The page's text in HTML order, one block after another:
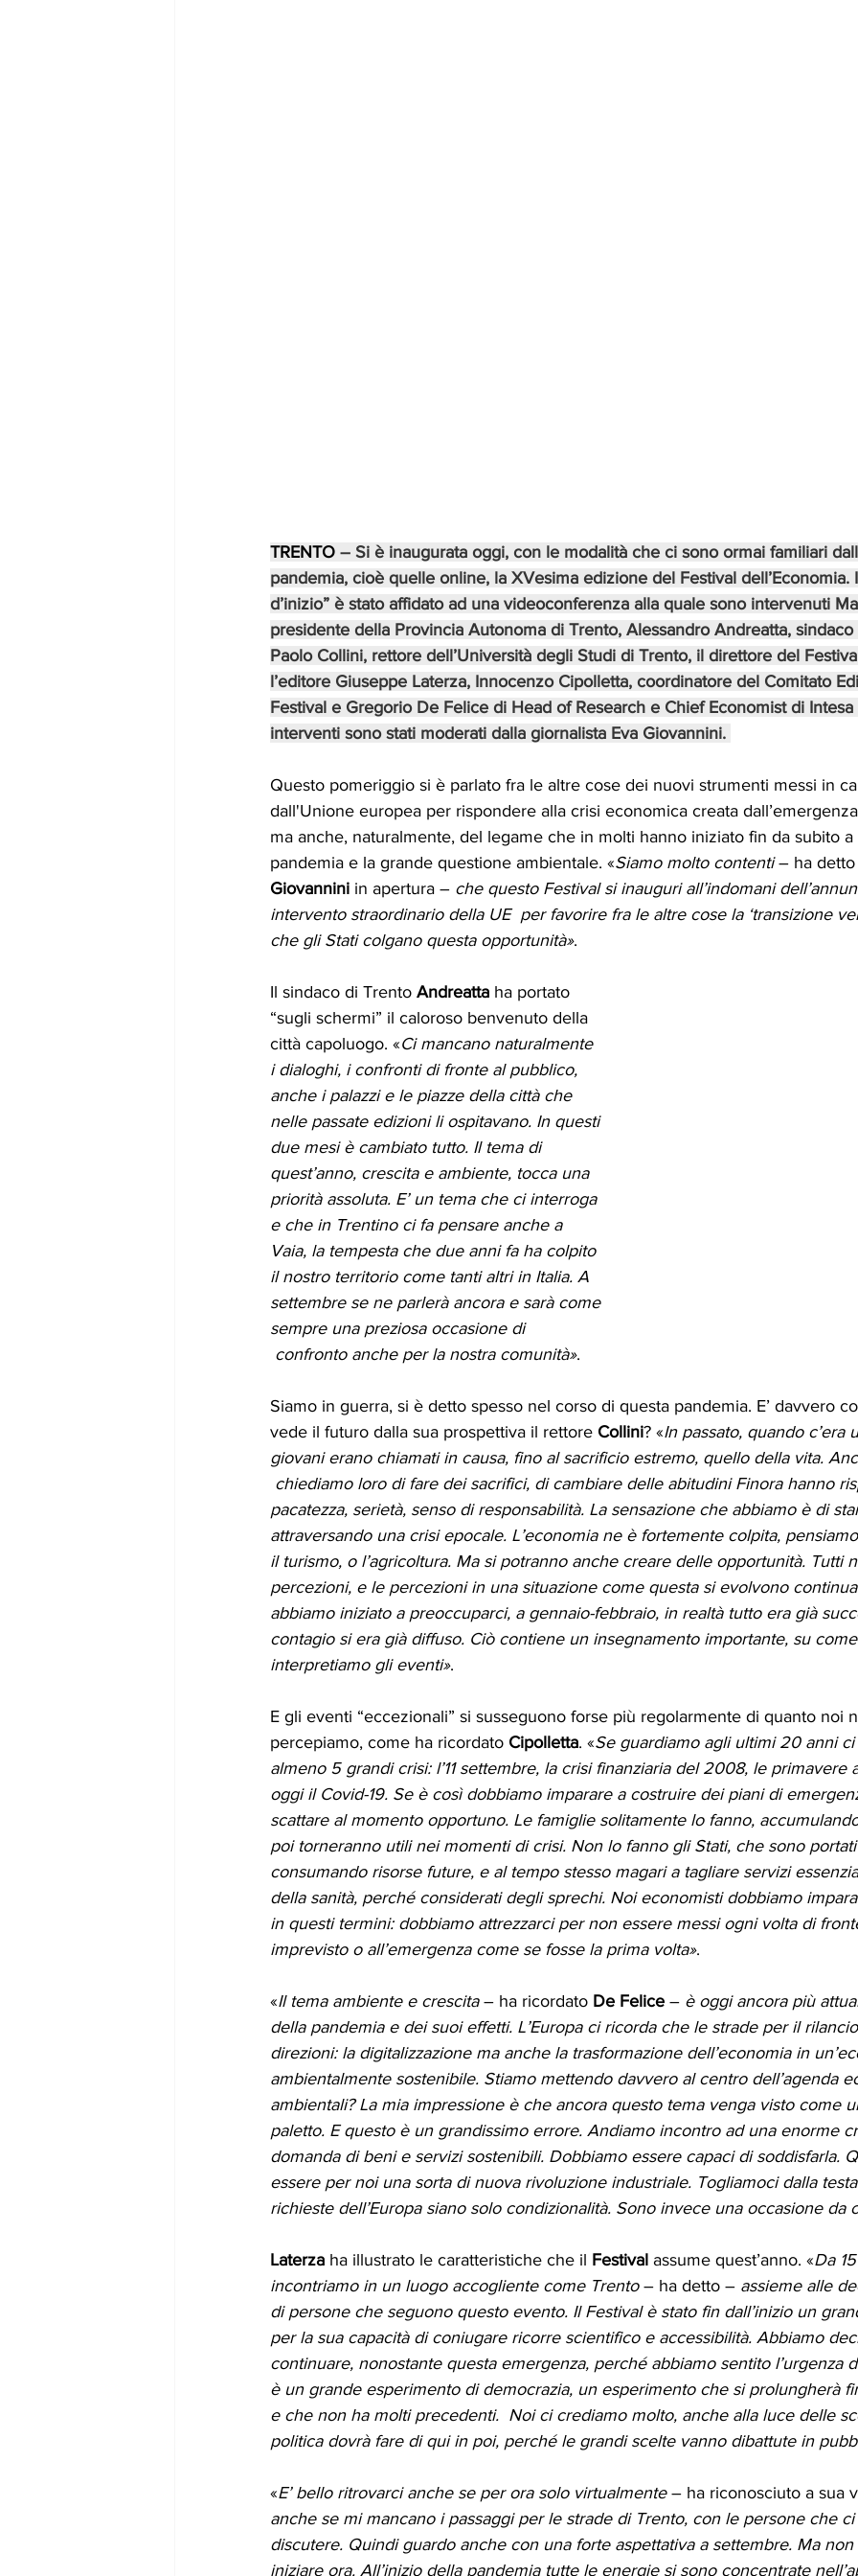
TRENTO – Si è inaugurata oggi, con le modalità che ci sono ormai familiari
pandemia, cioè quelle online, la XVesima edizione del Festival dell’Economia.
d’inizio” è stato affidato ad una videoconferenza alla quale sono intervenuti
presidente della Provincia Autonoma di Trento, Alessandro Andreatta,
Paolo Collini, rettore dell’Università degli Studi di Trento, il direttore del
l’editore Giuseppe Laterza, Innocenzo Cipolletta, coordinatore del Comitato
Festival e Gregorio De Felice di Head of Research e Chief Economist di
interventi sono stati moderati dalla giornalista Eva Giovannini.
Questo pomeriggio si è parlato fra le altre cose dei nuovi strumenti messi in
dall'Unione europea per rispondere alla crisi economica creata
ma anche, naturalmente, del legame che in molti hanno iniziato fin da subito
pandemia e la grande questione ambientale. «Siamo molto contenti – ha
Giovannini in apertura – che questo Festival si inauguri all’indomani
intervento straordinario della UE  per favorire fra le altre cose la ‘transizione
che gli Stati colgano questa opportunità».
Il sindaco di Trento Andreatta ha portato
“sugli schermi” il caloroso benvenuto della
città capoluogo. «Ci mancano naturalmente
i dialoghi, i confronti di fronte al pubblico,
anche i palazzi e le piazze della città che
nelle passate edizioni li ospitavano. In questi
due mesi è cambiato tutto. Il tema di
quest’anno, crescita e ambiente, tocca una
priorità assoluta. E’ un tema che ci interroga
e che in Trentino ci fa pensare anche a
Vaia, la tempesta che due anni fa ha colpito
il nostro territorio come tanti altri in Italia. A
settembre se ne parlerà ancora e sarà come
sempre una preziosa occasione di
confronto anche per la nostra comunità».
Siamo in guerra, si è detto spesso nel corso di questa pandemia. E’ davvero
vede il futuro dalla sua prospettiva il rettore Collini? «In passato, quando c’era
giovani erano chiamati in causa, fino al sacrificio estremo, quello della vita.
chiediamo loro di fare dei sacrifici, di cambiare delle abitudini Finora hanno
pacatezza, serietà, senso di responsabilità. La sensazione che abbiamo è di
attraversando una crisi epocale. L’economia ne è fortemente colpita,
il turismo, o l’agricoltura. Ma si potranno anche creare delle opportunità. Tutti
percezioni, e le percezioni in una situazione come questa si evolvono
abbiamo iniziato a preoccuparci, a gennaio-febbraio, in realtà tutto era già
contagio si era già diffuso. Ciò contiene un insegnamento importante, su
interpretiamo gli eventi».
E gli eventi “eccezionali” si susseguono forse più regolarmente di quanto noi
percepiamo, come ha ricordato Cipolletta. «Se guardiamo agli ultimi 20 anni
almeno 5 grandi crisi: l’11 settembre, la crisi finanziaria del 2008, le primavere
oggi il Covid-19. Se è così dobbiamo imparare a costruire dei piani di
scattare al momento opportuno. Le famiglie solitamente lo fanno,
poi torneranno utili nei momenti di crisi. Non lo fanno gli Stati, che sono
consumando risorse future, e al tempo stesso magari a tagliare servizi
della sanità, perché considerati degli sprechi. Noi economisti dobbiamo
in questi termini: dobbiamo attrezzarci per non essere messi ogni volta di
imprevisto o all’emergenza come se fosse la prima volta».
«Il tema ambiente e crescita – ha ricordato De Felice – è oggi ancora più
della pandemia e dei suoi effetti. L’Europa ci ricorda che le strade per il
direzioni: la digitalizzazione ma anche la trasformazione dell’economia in
ambientalmente sostenibile. Stiamo mettendo davvero al centro dell’agenda
ambientali? La mia impressione è che ancora questo tema venga visto come
paletto. E questo è un grandissimo errore. Andiamo incontro ad una enorme
domanda di beni e servizi sostenibili. Dobbiamo essere capaci di soddisfarla.
essere per noi una sorta di nuova rivoluzione industriale. Togliamoci dalla
richieste dell’Europa siano solo condizionalità. Sono invece una occasione da
Laterza ha illustrato le caratteristiche che il Festival assume quest’anno. «Da
incontriamo in un luogo accogliente come Trento – ha detto – assieme alle
di persone che seguono questo evento. Il Festival è stato fin dall’inizio un
per la sua capacità di coniugare ricorre scientifico e accessibilità. Abbiamo
continuare, nonostante questa emergenza, perché abbiamo sentito l’urgenza
è un grande esperimento di democrazia, un esperimento che si prolungherà
e che non ha molti precedenti.  Noi ci crediamo molto, anche alla luce delle
politica dovrà fare di qui in poi, perché le grandi scelte vanno dibattute in
«E’ bello ritrovarci anche se per ora solo virtualmente – ha riconosciuto a sua
anche se mi mancano i passaggi per le strade di Trento, con le persone che
discutere. Quindi guardo anche con una forte aspettativa a settembre. Ma
iniziare ora. All’inizio della pandemia tutte le energie si sono concentrate